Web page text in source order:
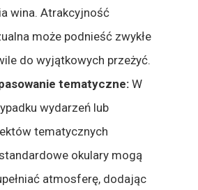
wina. Atrakcyjność
może podnieść zwykłe
do wyjątkowych przeżyć.
tematyczne: W
wydarzeń lub
tematycznych
okulary mogą
atmosferę, dodając